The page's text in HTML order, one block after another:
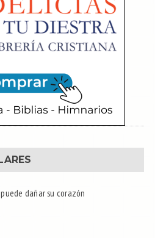
dañar su corazón